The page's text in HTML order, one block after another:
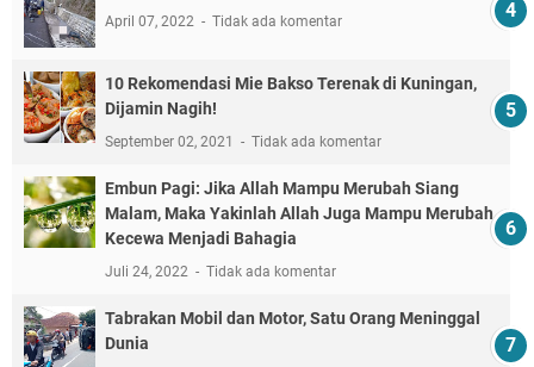
April 07, 2022 Tidak ada komentar
10 Rekomendasi Mie Bakso Terenak di Kuningan,
Dijamin Nagih!
September 02, 2021 Tidak ada komentar
Embun Pagi: Jika Allah Mampu Merubah Siang
Malam, Maka Yakinlah Allah Juga Mampu Merubah
Kecewa Menjadi Bahagia
Juli 24, 2022 Tidak ada komentar
Tabrakan Mobil dan Motor, Satu Orang Meninggal
Dunia